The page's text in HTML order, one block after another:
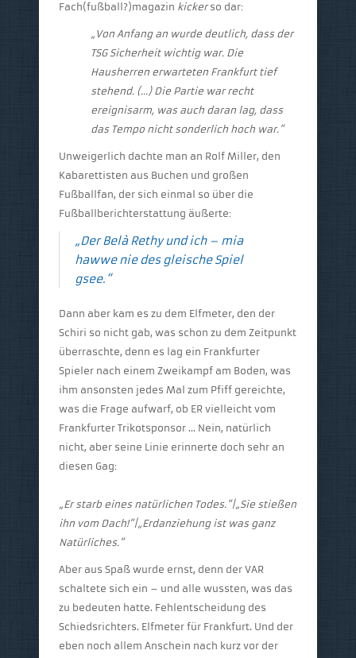
Fach(fußball?)magazin kickerso dar:
„Von Anfang an wurde deutlich, dass der
TSG Sicherheit wichtig war. Die
Hausherren erwarteten Frankfurt tief
stehend. (…) Die Partie war recht
ereignisarm, was auch daran lag, dass
das Tempo nicht sonderlich hoch war.“
Unweigerlich dachte man an Rolf Miller, den
Kabarettisten aus Buchen und großen
Fußballfan, der sich einmal so über die
Fußballberichterstattung äußerte:
„Der Belà Rethy und ich – mia
hawwe nie des gleische Spiel
gsee.“
Dann aber kam es zu dem Elfmeter, den der
Schiri so nicht gab, was schon zu dem Zeitpunkt
überraschte, denn es lag ein Frankfurter
Spieler nach einem Zweikampf am Boden, was
ihm ansonsten jedes Mal zum Pfiff gereichte,
was die Frage aufwarf, ob ER vielleicht vom
Frankfurter Trikotsponsor … Nein, natürlich
nicht, aber seine Linie erinnerte doch sehr an
diesen Gag:
„Er starb eines natürlichen Todes.“|„Sie stießen
ihn vom Dach!“|„Erdanziehung ist was ganz
Natürliches.“
Aber aus Spaß wurde ernst, denn der VAR
schaltete sich ein – und alle wussten, was das
zu bedeuten hatte. Fehlentscheidung des
Schiedsrichters. Elfmeter für Frankfurt. Und der
eben noch allem Anschein nach kurz vor der